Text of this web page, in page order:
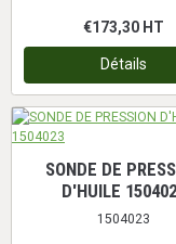
€173,30 HT
Détails
SONDE DE
D'HUILE
1504023